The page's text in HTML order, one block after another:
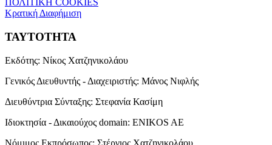
ΠΟΛΙΤΙΚΗ COOKIES
Κρατική Διαφήμιση
ΤΑΥΤΟΤΗΤΑ
Εκδότης: Νίκος Χατζηνικολάου
Γενικός Διευθυντής - Διαχειριστής: Μάνος Νιφλής
Διευθύντρια Σύνταξης: Στεφανία Κασίμη
Ιδιοκτησία - Δικαιούχος domain: ENIKOS AE
Νόμιμος Εκπρόσωπος: Στέργιος Χατζηνικολάου